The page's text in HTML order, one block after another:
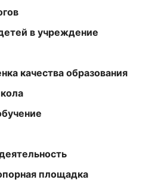
в учреждение
качества образования
площадка